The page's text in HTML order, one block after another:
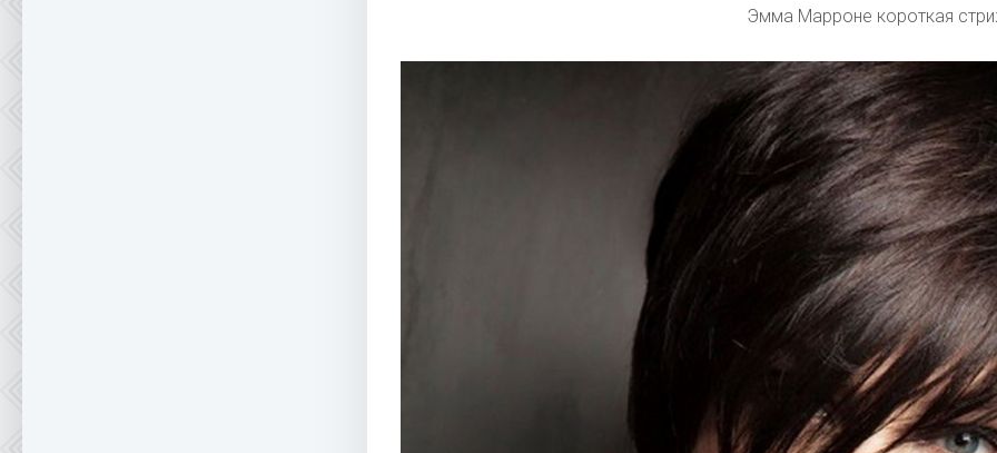
Эмма Марроне короткая